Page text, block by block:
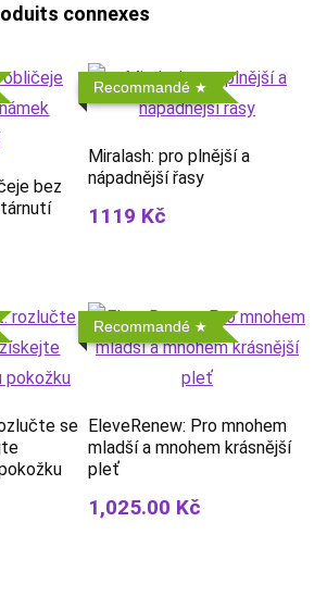
connexes
bez
Recommandé
Miralash: pro plnější a
nápadnější řasy
1119 Kč
se
Recommandé
EleveRenew: Pro mnohem
mladší a mnohem krásnější
pleť
1,025.00 Kč